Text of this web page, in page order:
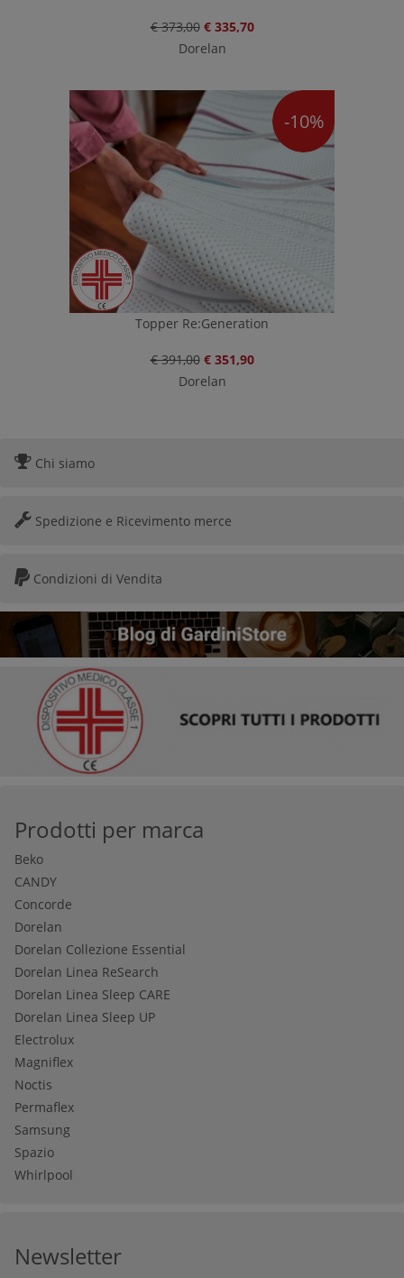
€ 373,00 € 335,70
Dorelan
-10%
Topper Re:Generation
€ 391,00 € 351,90
Dorelan
Chi siamo
Spedizione e Ricevimento merce
Condizioni di Vendita
Prodotti per marca
Beko
CANDY
Concorde
Dorelan
Dorelan Collezione Essential
Dorelan Linea ReSearch
Dorelan Linea Sleep CARE
Dorelan Linea Sleep UP
Electrolux
Magniflex
Noctis
Permaflex
Samsung
Spazio
Whirlpool
Newsletter